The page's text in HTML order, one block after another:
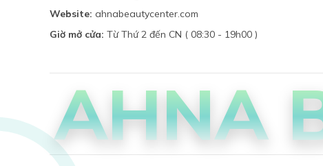
Website: ahnabeautycenter.com
Giờ mở cửa: Từ Thứ 2 đến CN ( 08:30 - 19h00 )
AHNA